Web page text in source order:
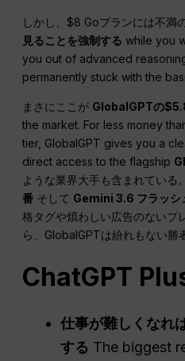
しかし、$8 Goプランには不満
見ることを強制する while you
you out of advanced
permanently stuck with the
まさにここが GlobalGPTの
the market. For less money
tier, GlobalGPT gives you a
direct access to the flagship
ような業界大手も含まれている。
番 そして Gemini 3.6 フラッシ
格タグや煩わしい広告のないプ
ら、GlobalGPTは紛れもない勝
ChatGPT
仕事が難しくなれ
する The biggest